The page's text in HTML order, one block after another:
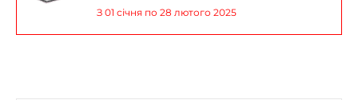
З 01 січня по 28 лютого 2025